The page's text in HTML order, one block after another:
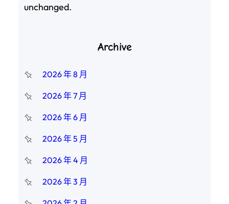
unchanged.
Archive
2026 年 8 月
2026 年 7 月
2026 年 6 月
2026 年 5 月
2026 年 4 月
2026 年 3 月